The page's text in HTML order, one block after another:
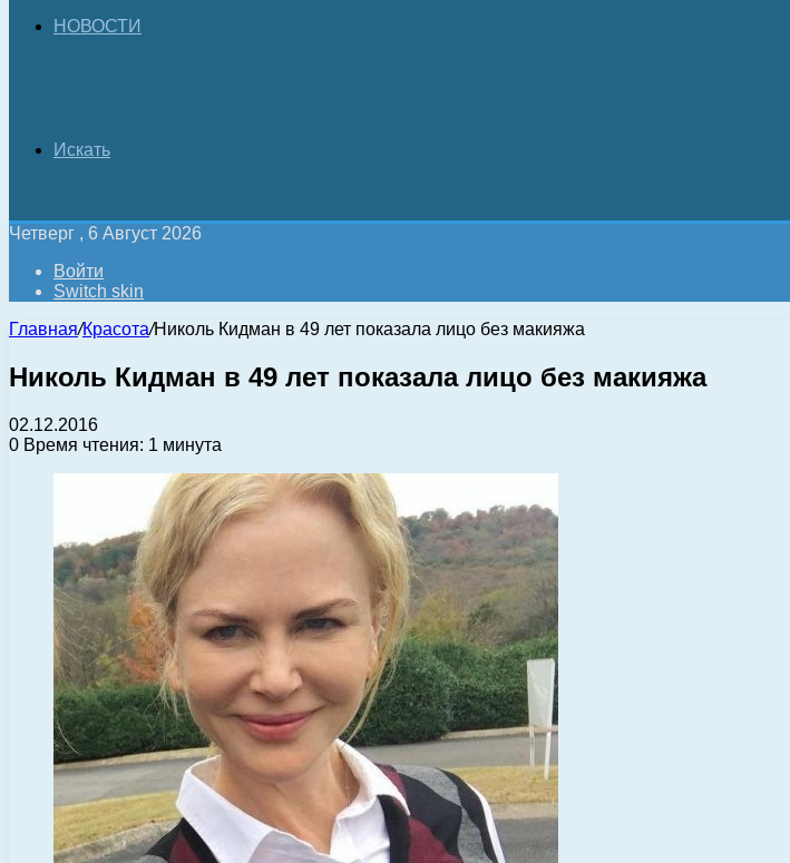
НОВОСТИ
Искать
Четверг , 6 Август 2026
Войти
Switch skin
Главная/Красота/Николь Кидман в 49 лет показала лицо без макияжа
Николь Кидман в 49 лет показала лицо без макияжа
02.12.2016
0 Время чтения: 1 минута